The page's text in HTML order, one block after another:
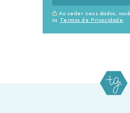
Ao ceder seus dados,
os Termos de Privacidade.